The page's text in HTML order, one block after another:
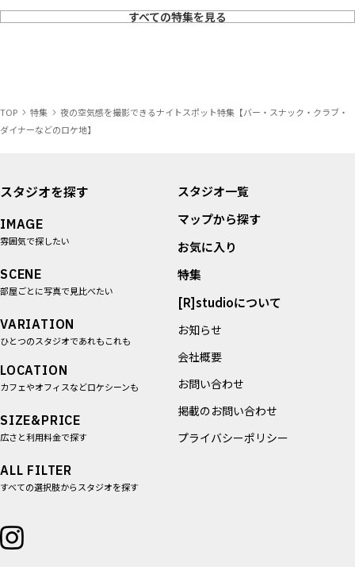
すべての特集を見る
TOP 特集
夜の空気感を撮影できるナイトスポット特集【バー・スナック・クラブ・
ダイナーなどのロケ地】
スタジオを探す
IMAGE
雰囲気で探したい
SCENE
部屋ごとに写真で見比べたい
VARIATION
ひとつのスタジオであれもこれも
LOCATION
カフェやオフィスなどロケシーンも
SIZE&PRICE
広さと利用料金で探す
ALL FILTER
すべての選択肢からスタジオを探す
スタジオ一覧
マップから探す
お気に入り
特集
[R]studioについて
お知らせ
会社概要
お問い合わせ
掲載のお問い合わせ
プライバシーポリシー